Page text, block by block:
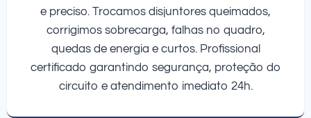
e preciso. Trocamos disjuntores queimados,
corrigimos sobrecarga, falhas no quadro,
quedas de energia e curtos. Profissional
certificado garantindo segurança, proteção do
circuito e atendimento imediato 24h.